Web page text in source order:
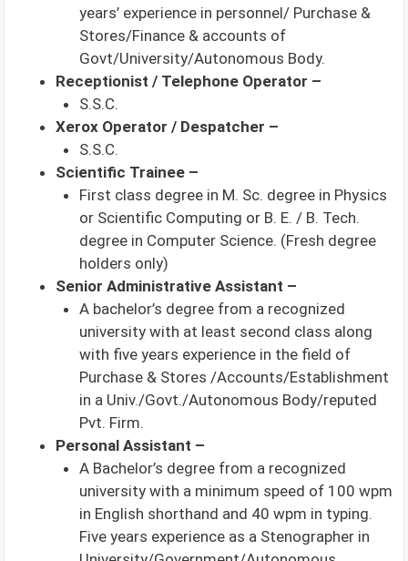
years’ experience in personnel/ Purchase &
Stores/Finance & accounts of
Govt/University/Autonomous Body.
Receptionist / Telephone Operator –
S.S.C.
Xerox Operator / Despatcher –
S.S.C.
Scientific Trainee –
First class degree in M. Sc. degree in Physics
or Scientific Computing or B. E. / B. Tech.
degree in Computer Science. (Fresh degree
holders only)
Senior Administrative Assistant –
A bachelor’s degree from a recognized
university with at least second class along
with five years experience in the field of
Purchase & Stores /Accounts/Establishment
in a Univ./Govt./Autonomous Body/reputed
Pvt. Firm.
Personal Assistant –
A Bachelor’s degree from a recognized
university with a minimum speed of 100 wpm
in English shorthand and 40 wpm in typing.
Five years experience as a Stenographer in